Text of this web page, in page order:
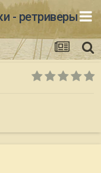
- ретриверы